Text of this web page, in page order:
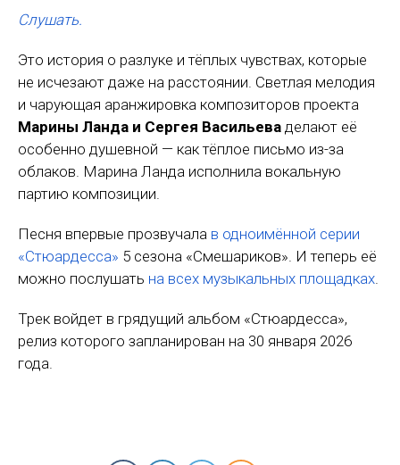
Слушать.
Это история о разлуке и тёплых чувствах, которые
не исчезают даже на расстоянии. Светлая мелодия
и чарующая аранжировка композиторов проекта
Марины Ланда и Сергея Васильева делают её
особенно душевной — как тёплое письмо из-за
облаков. Марина Ланда исполнила вокальную
партию композиции.
Песня впервые прозвучала в одноимённой серии
«Стюардесса» 5 сезона «Смешариков». И теперь её
можно послушать на всех музыкальных площадках.
Трек войдет в грядущий альбом «Стюардесса»,
релиз которого запланирован на 30 января 2026
года.